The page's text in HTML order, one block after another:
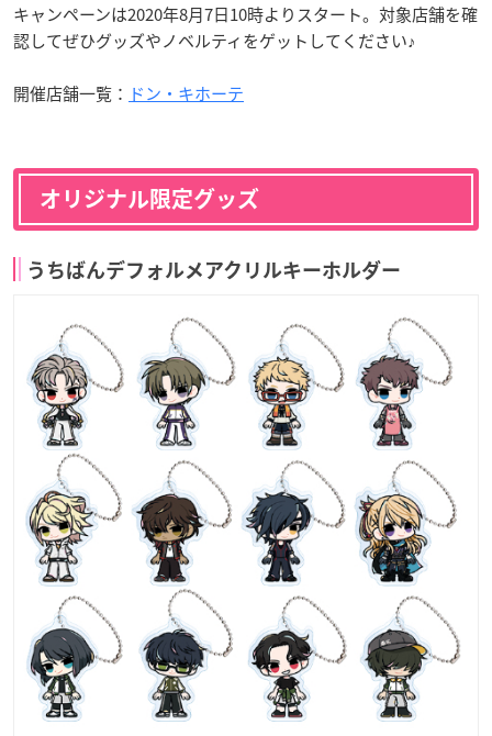
キャンペーンは2020年8月7日10時よりスタート。対象店舗を確
認してぜひグッズやノベルティをゲットしてください♪
開催店舗一覧： ドン・キホーテ
オリジナル限定グッズ
うちばんデフォルメアクリルキーホルダー